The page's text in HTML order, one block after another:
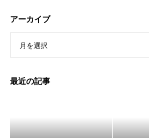
【（U-15）Ｙ1リーグ（第９節）】
アーカイブ
月を選択
最近の記事